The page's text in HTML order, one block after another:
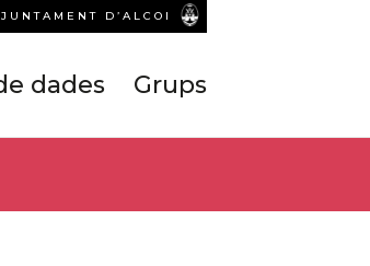
D’ALCOI
dades Grups